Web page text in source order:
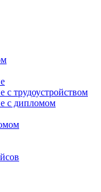
с трудоустройством
с дипломом